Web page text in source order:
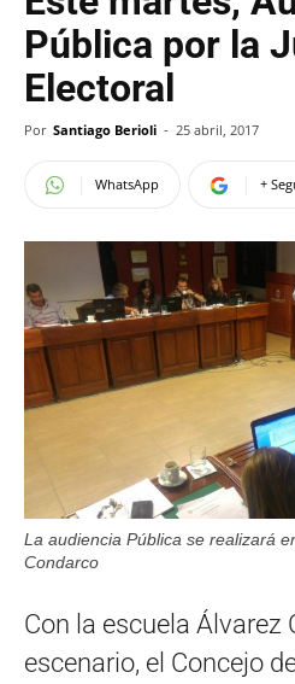
Pública por la
Electoral
Por Santiago Berioli - 25 abril, 2017
WhatsApp +
La audiencia Pública se realizará
Condarco
Con la escuela Álvarez
escenario, el Concejo